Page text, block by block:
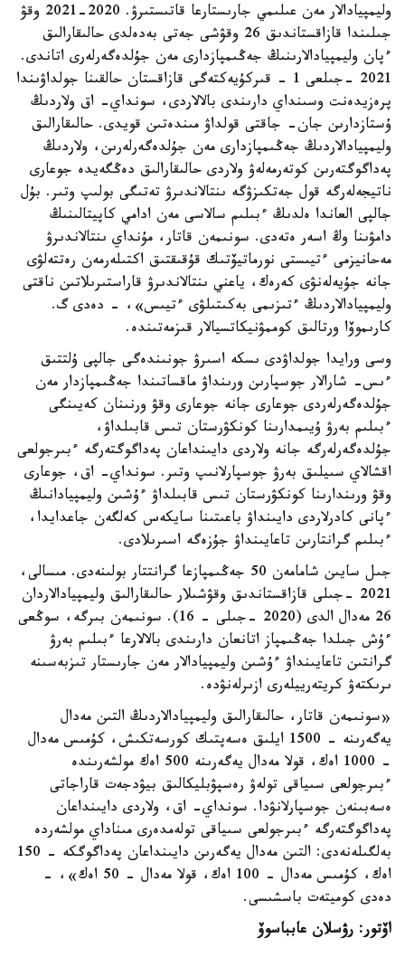
وليمپيادالار مەن عىلىمي جارىستارعا قاتىستىرۋ. 2020-2021 وقۋ
جىلىندا قازاقستاندىق 26 وقۋشى جەتى بەدەلدى حالىقارالىق
ءپان وليمپيادالارىنىڭ جەڭىمپازدارى مەن جۇلدەگەرلەرى اتاندى.
2021 -جىلعى 1 - قىركۇيەكتەگى قازاقستان حالقىنا جولداۋىندا
پرەزيدەنت وسىنداي دارىندى بالالاردى، سونداي- اق ولاردىڭ
ۇستازدارىن جان- جاقتى قولداۋ مىندەتىن قويدى. حالىقارالىق
وليمپيادالاردىڭ جەڭىمپازدارى مەن جۇلدەگەرلەرىن، ولاردىڭ
پەداگوگتەرىن كوتەرمەلەۋ ولاردى حالىقارالىق دەڭگەيدە جوعارى
ناتيجەلەرگە قول جەتكىزۋگە ىنتالاندىرۋ تەتىگى بولىپ وتىر. بۇل
جالپى العاندا ەلدىڭ ءبىلىم سالاسى مەن ادامي كاپيتالىنىڭ
دامۋىنا وڭ اسەر ەتەدى. سونىمەن قاتار، مۇنداي ىنتالاندىرۋ
مەحانيزمى ءتيىستى نورماتيۆتىك قۇقىقتىق اكتىلەرمەن رەتتەلۋى
جانە جۇيەلەنۋى كەرەك، ياعني ىنتالاندىرۋ قاراستىرىلاتىن ناقتى
وليمپيادالاردىڭ ءتىزىمى بەكىتىلۋى ءتيىس»، - دەدى گ.
كارىموۆا ورتالىق كوممۋنيكاتسيالار قىزمەتىندە.
وسى ورايدا جولداۋدى ىسكە اسىرۋ جونىندەگى جالپى ۇلتتىق
ءىس- شارالار جوسپارىن ورىنداۋ ماقساتىندا جەڭىمپازدار مەن
جۇلدەگەرلەردى جوعارى جانە جوعارى وقۋ ورنىنان كەيىنگى
ءبىلىم بەرۋ ۇيىمدارىنا كونكۋرستان تىس قابىلداۋ،
جۇلدەگەرلەرگە جانە ولاردى دايىنداعان پەداگوگتەرگە ءبىرجولعى
اقشالاي سىيلىق بەرۋ جوسپارلانىپ وتىر. سونداي- اق، جوعارى
وقۋ ورىندارىنا كونكۋرستان تىس قابىلداۋ ءۇشىن وليمپيادانىڭ
ءپانى كادرلاردى دايىنداۋ باعىتىنا سايكەس كەلگەن جاعدايدا،
ءبىلىم گرانتارىن تاعايىنداۋ جۇزەگە اسىرىلادى.
جىل سايىن شامامەن 50 جەڭىمپازعا گرانتتار بولىنەدى. مىسالى،
2021 -جىلى قازاقستاندىق وقۋشىلار حالىقارالىق وليمپيادالاردان
26 مەدال الدى (2020 -جىلى - 16). سونىمەن بىرگە، سوڭعى
ءۇش جىلدا جەڭىمپاز اتانعان دارىندى بالالارعا ءبىلىم بەرۋ
گرانتىن تاعايىنداۋ ءۇشىن وليمپيادالار مەن جارىستار تىزبەسىنە
ىرىكتەۋ كريتەرييلەرى ازىرلەنۋدە.
«سونىمەن قاتار، حالىقارالىق وليمپيادالاردىڭ التىن مەدال
يەگەرىنە - 1500 ايلىق ەسەپتىك كورسەتكىش، كۇمىس مەدال
- 1000 اەك، قولا مەدال يەگەرىنە 500 اەك مولشەرىندە
ءبىرجولعى سىياقى تولەۋ رەسپۋبليكالىق بيۋدجەت قاراجاتى
ەسەبىنەن جوسپارلانۋدا. سونداي- اق، ولاردى دايىنداعان
پەداگوگتەرگە ءبىرجولعى سىياقى تولەمدەرى مىناداي مولشەردە
بەلگىلەنەدى: التىن مەدال يەگەرىن دايىنداعان پەداگوگكە - 150
اەك، كۇمىس مەدال - 100 اەك، قولا مەدال - 50 اەك»، -
دەدى كوميتەت باسشىسى.
اۆتور: رۋسلان عابباسوۆ